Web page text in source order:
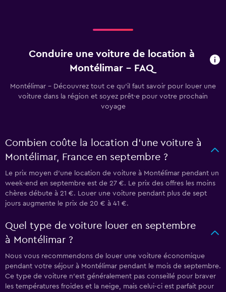
Conduire une voiture de location à
Montélimar - FAQ
Montélimar - Découvrez tout ce qu’il faut savoir pour louer une
voiture dans la région et soyez prêt·e pour votre prochain
voyage
Combien coûte la location d’une voiture à
Montélimar, France en septembre ?
Le prix moyen d’une location de voiture à Montélimar pendant un
week-end en septembre est de 27 €. Le prix des offres les moins
chères débute à 21 €. Louer une voiture pendant plus de sept
jours augmente le prix de 20 € à 41 €.
Quel type de voiture louer en septembre
à Montélimar ?
Nous vous recommendons de louer une voiture économique
pendant votre séjour à Montélimar pendant le mois de septembre.
Ce type de voiture n’est généralement pas conseillé pour braver
les températures froides et la neige, mais celui-ci est parfait pour